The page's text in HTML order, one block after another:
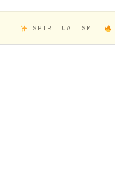
SPIRITUALISM